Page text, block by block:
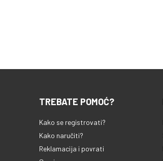
TREBATE POMOĆ?
Kako se registrovati?
Kako naručiti?
Reklamacija i povrati